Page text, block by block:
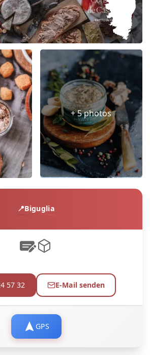
+ 5 photos
Biguglia
57 32 E-Mail senden
GPS